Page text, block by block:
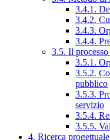
3.4.1.
3.4.2.
3.4.3.
3.4.4.
3.5. Il
3.5.1.
3.5.2.
pubblico
3.5.3.
servizio
3.5.4.
3.5.5.
4. Ricerca progettuale